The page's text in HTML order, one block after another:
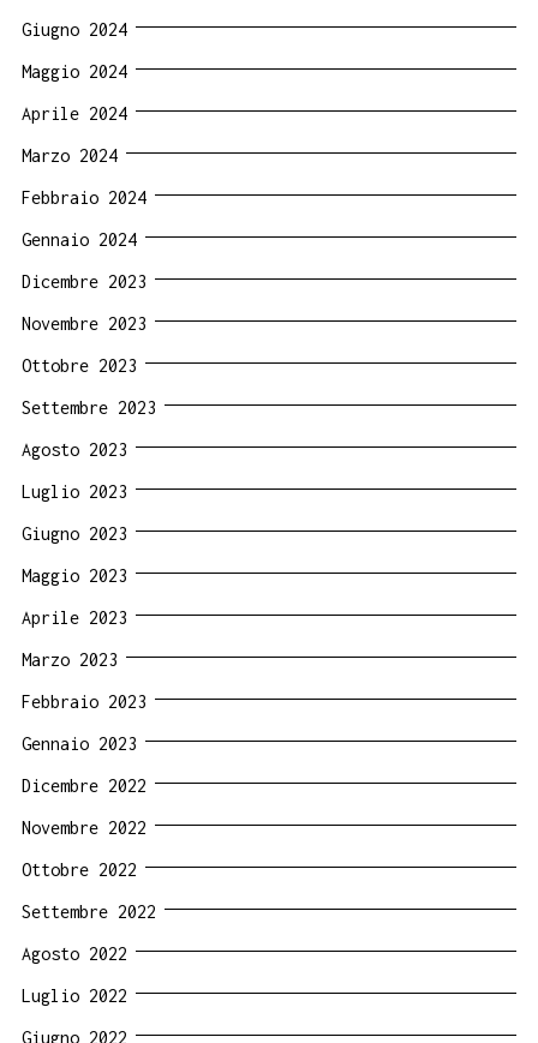
Giugno 2024
Maggio 2024
Aprile 2024
Marzo 2024
Febbraio 2024
Gennaio 2024
Dicembre 2023
Novembre 2023
Ottobre 2023
Settembre 2023
Agosto 2023
Luglio 2023
Giugno 2023
Maggio 2023
Aprile 2023
Marzo 2023
Febbraio 2023
Gennaio 2023
Dicembre 2022
Novembre 2022
Ottobre 2022
Settembre 2022
Agosto 2022
Luglio 2022
Giugno 2022